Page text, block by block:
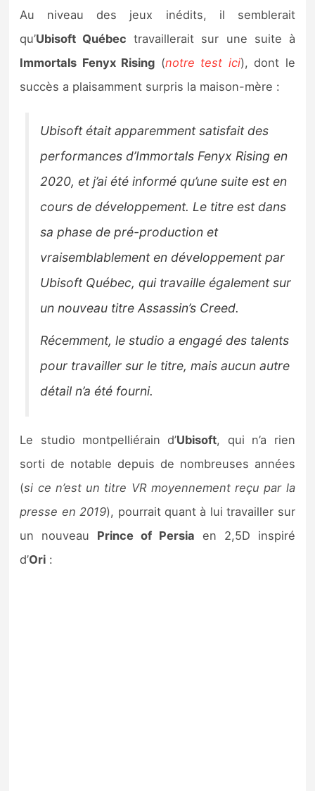
Guides
Au niveau des jeux inédits, il semblerait
qu’Ubisoft Québec travaillerait sur une suite à
Immortals Fenyx Rising (notre test ici), dont le
succès a plaisamment surpris la maison-mère :
Ubisoft était apparemment satisfait des
performances d’Immortals Fenyx Rising en
2020, et j’ai été informé qu’une suite est en
cours de développement. Le titre est dans
sa phase de pré-production et
vraisemblablement en développement par
Ubisoft Québec, qui travaille également sur
un nouveau titre Assassin’s Creed.
Récemment, le studio a engagé des talents
pour travailler sur le titre, mais aucun autre
détail n’a été fourni.
Le studio montpelliérain d’Ubisoft, qui n’a rien
sorti de notable depuis de nombreuses années
(si ce n’est un titre VR moyennement reçu par la
presse en 2019), pourrait quant à lui travailler sur
un nouveau Prince of Persia en 2,5D inspiré
d’Ori :